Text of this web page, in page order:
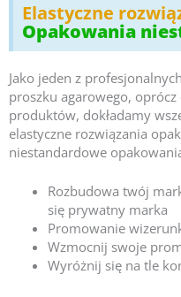
Elastyczne
Opakowania
Jako jeden z
proszku agarowego,
produktów, dokładamy
elastyczne rozwiązania
niestandardowe
Rozbudowa twój
sięprywatnymarka
Promowanie
Wzmocnij swoje
Wyróżnij się na tle